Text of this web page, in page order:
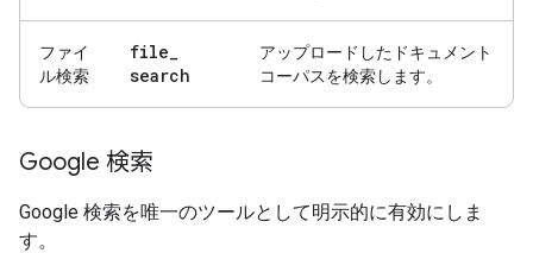
ファイ
ル検索
file_
search
アップロードしたドキュメント
コーパスを検索します。
Google 検索
Google 検索を唯一のツールとして明示的に有効にしま
す。